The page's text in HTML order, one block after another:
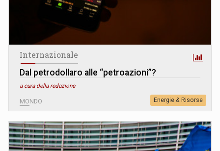
Internazionale
Dal petrodollaro alle “petroazioni”?
a cura della redazione
MONDO Energie & Risorse